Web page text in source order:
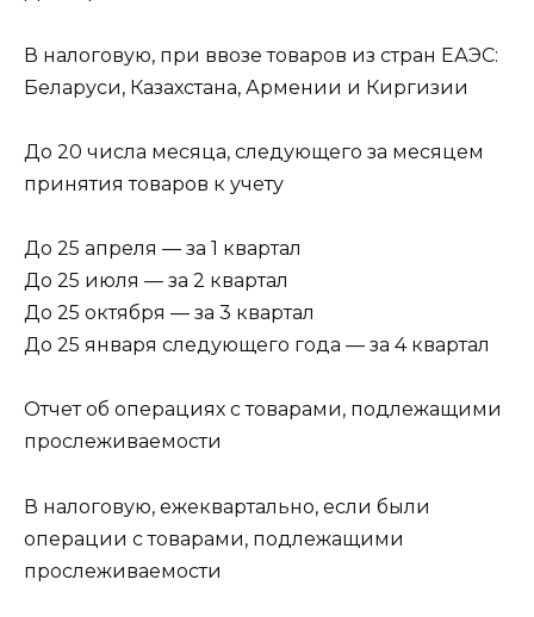
В налоговую, при ввозе товаров из стран ЕАЭС:
Беларуси, Казахстана, Армении и Киргизии
До 20 числа месяца, следующего за месяцем
принятия товаров к учету
До 25 апреля — за 1 квартал
До 25 июля — за 2 квартал
До 25 октября — за 3 квартал
До 25 января следующего года — за 4 квартал
Отчет об операциях с товарами, подлежащими
прослеживаемости
В налоговую, ежеквартально, если были
операции с товарами, подлежащими
прослеживаемости